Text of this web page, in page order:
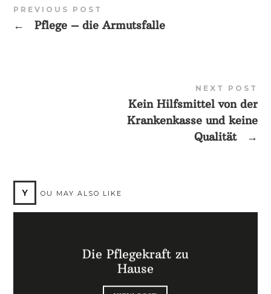
PREVIOUS POST
← Pflege – die Armutsfalle
NEXT POST
Kein Hilfsmittel von der
Krankenkasse und keine
Qualität
→
Y OU MAY ALSO LIKE
Die Pflegekraft zu
Hause